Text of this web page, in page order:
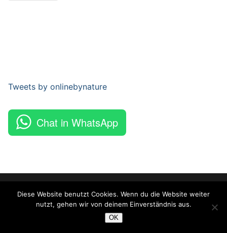
Tweets by onlinebynature
Chat in WhatsApp
Copyright © 2026 Online By Nature – Powered byCustomify
Diese Website benutzt Cookies. Wenn du die Website weiter
nutzt, gehen wir von deinem Einverständnis aus.
OK